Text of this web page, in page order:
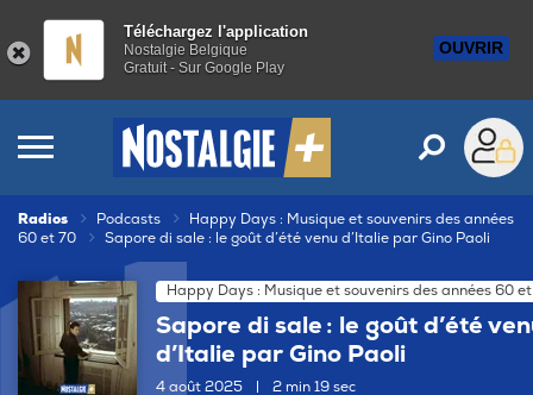
Téléchargez l'application
Nostalgie Belgique
Gratuit - Sur Google Play
OUVRIR
Radios Podcasts
Happy Days : Musique et souvenirs des années
60 et 70
Sapore di sale : le goût d’été venu d’Italie par Gino Paoli
Happy Days : Musique et souvenirs des années 60
Sapore di sale : le goût d’été
d’Italie par Gino Paoli
4 août 2025 2 min 19 sec